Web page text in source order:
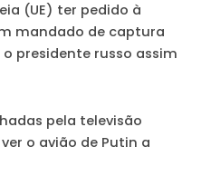
(UE) ter pedido à
mandado de captura
presidente russo assim
pela televisão
o avião de Putin a